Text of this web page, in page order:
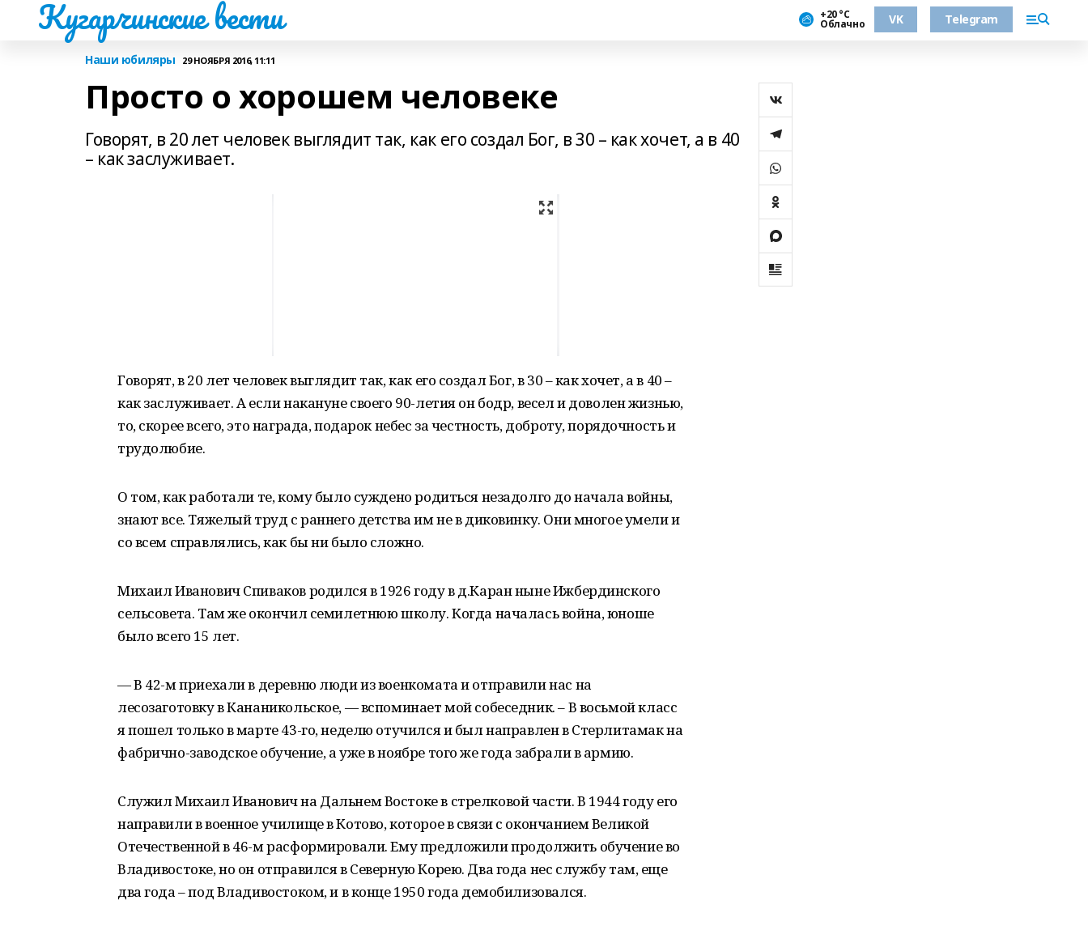
Кугарчинские вести +20 °С
Облачно VK Telegram
Наши юбиляры 29 НОЯБРЯ 2016, 11:11
Просто о хорошем человеке
Говорят, в 20 лет человек выглядит так, как его создал Бог, в 30 – как хочет, а в 40
– как заслуживает.
Говорят, в 20 лет человек выглядит так, как его создал Бог, в 30 – как хочет, а в 40 –
как заслуживает. А если накануне своего 90-летия он бодр, весел и доволен жизнью,
то, скорее всего, это награда, подарок небес за честность, доброту, порядочность и
трудолюбие.
О том, как работали те, кому было суждено родиться незадолго до начала войны,
знают все. Тяжелый труд с раннего детства им не в диковинку. Они многое умели и
со всем справлялись, как бы ни было сложно.
Михаил Иванович Спиваков родился в 1926 году в д.Каран ныне Ижбердинского
сельсовета. Там же окончил семилетнюю школу. Когда началась война, юноше
было всего 15 лет.
— В 42-м приехали в деревню люди из военкомата и отправили нас на
лесозаготовку в Кананикольское, — вспоминает мой собеседник. – В восьмой класс
я пошел только в марте 43-го, неделю отучился и был направлен в Стерлитамак на
фабрично-заводское обучение, а уже в ноябре того же года забрали в армию.
Служил Михаил Иванович на Дальнем Востоке в стрелковой части. В 1944 году его
направили в военное училище в Котово, которое в связи с окончанием Великой
Отечественной в 46-м расформировали. Ему предложили продолжить обучение во
Владивостоке, но он отправился в Северную Корею. Два года нес службу там, еще
два года – под Владивостоком, и в конце 1950 года демобилизовался.